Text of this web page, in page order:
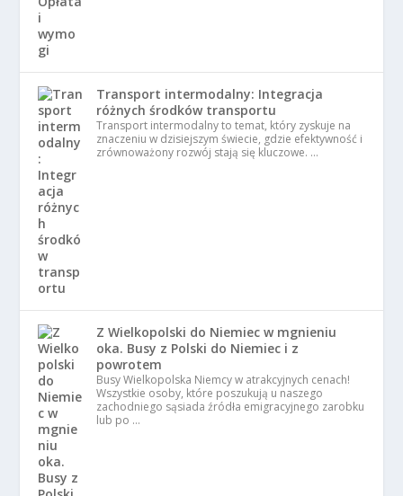
Transport intermodalny: Integracja
różnych środków transportu
Transport intermodalny to temat, który zyskuje na
znaczeniu w dzisiejszym świecie, gdzie efektywność i
zrównoważony rozwój stają się kluczowe. …
Z Wielkopolski do Niemiec w mgnieniu
oka. Busy z Polski do Niemiec i z
powrotem
Busy Wielkopolska Niemcy w atrakcyjnych cenach!
Wszystkie osoby, które poszukują u naszego
zachodniego sąsiada źródła emigracyjnego zarobku
lub po …